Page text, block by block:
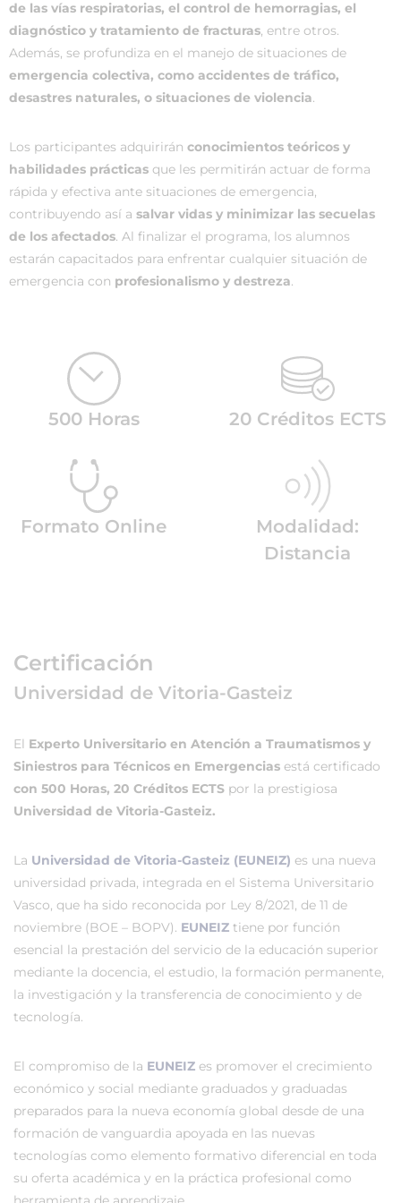
de las vías respiratorias, el control de hemorragias, el
diagnóstico y tratamiento de fracturas, entre otros.
Además, se profundiza en el manejo de situaciones de
emergencia colectiva, como accidentes de tráfico,
desastres naturales, o situaciones de violencia.
Los participantes adquirirán conocimientos teóricos y
habilidades prácticas que les permitirán actuar de forma
rápida y efectiva ante situaciones de emergencia,
contribuyendo así a salvar vidas y minimizar las secuelas
de los afectados. Al finalizar el programa, los alumnos
estarán capacitados para enfrentar cualquier situación de
emergencia con profesionalismo y destreza.
500 Horas 20 Créditos ECTS
Formato Online
Modalidad:
Distancia
Certificación
Universidad de Vitoria-Gasteiz
El Experto Universitario en Atención a Traumatismos y
Siniestros para Técnicos en Emergencias está certificado
con 500 Horas, 20 Créditos ECTS por la prestigiosa
Universidad de Vitoria-Gasteiz.
La Universidad de Vitoria-Gasteiz (EUNEIZ) es una nueva
universidad privada, integrada en el Sistema Universitario
Vasco, que ha sido reconocida por Ley 8/2021, de 11 de
noviembre (BOE – BOPV). EUNEIZ tiene por función
esencial la prestación del servicio de la educación superior
mediante la docencia, el estudio, la formación permanente,
la investigación y la transferencia de conocimiento y de
tecnología.
El compromiso de la EUNEIZ es promover el crecimiento
económico y social mediante graduados y graduadas
preparados para la nueva economía global desde de una
formación de vanguardia apoyada en las nuevas
tecnologías como elemento formativo diferencial en toda
su oferta académica y en la práctica profesional como